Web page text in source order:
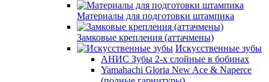
Материалы для подготовки штампика
Замковые крепления (аттачмены)
Искусственные зубы
АНИС Зубы 2-х слойные в бобинах
Yamahachi Gloria New Ace & Naperce